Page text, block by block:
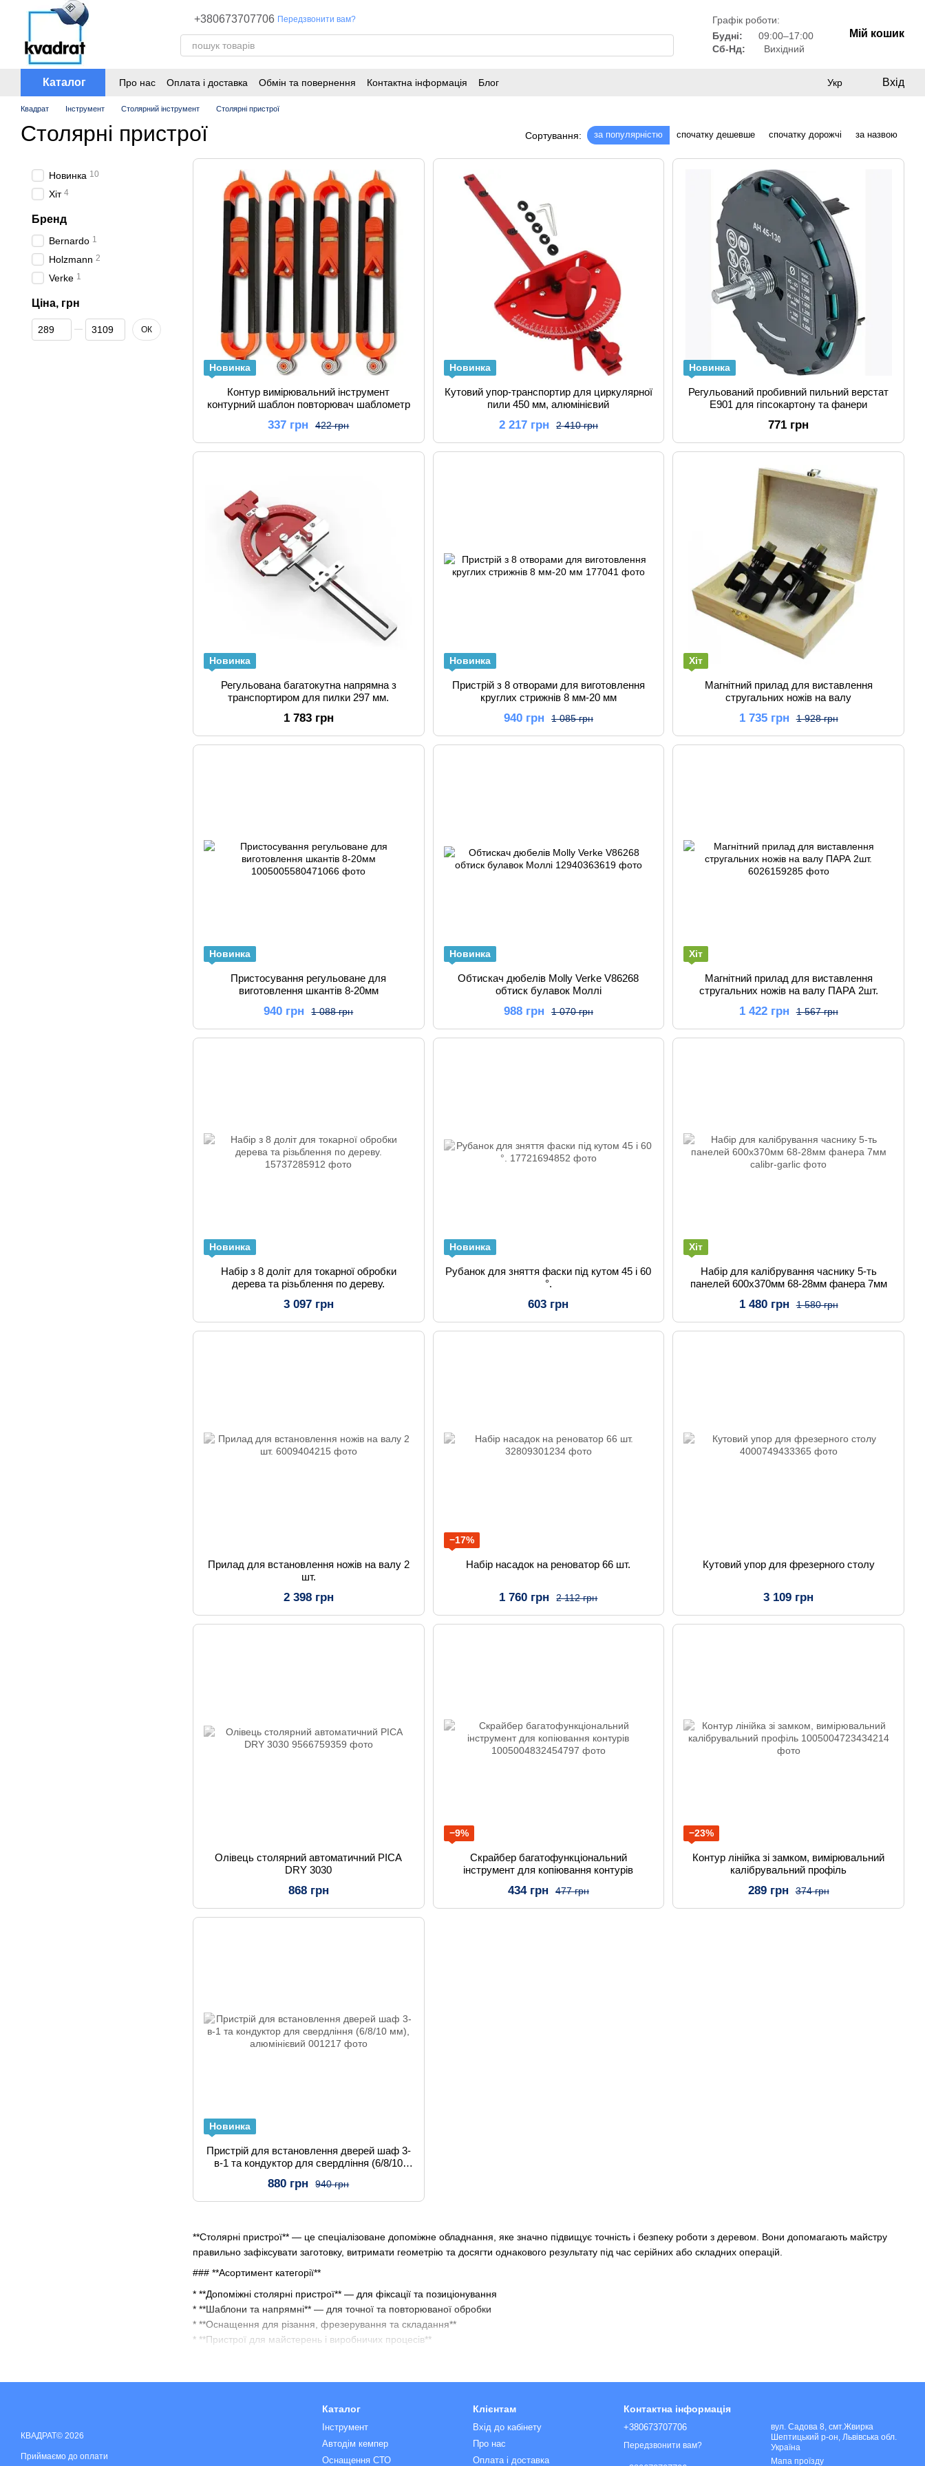
Перейти до основного контенту
+380673707706 Передзвонити вам?
Графік роботи:
Будні:
09:00–17:00
Сб-Нд:
Вихідний
Мій кошик
Каталог Про нас Оплата і доставка Обмін та повернення Контактна інформація Блог Укр Вхід
Квадрат Інструмент Столярний інструмент Столярні пристрої
Столярні пристрої Сортування: за популярністю спочатку дешевше спочатку дорожчі за назвою
**Столярні пристрої** — це спеціалізоване допоміжне обладнання, яке значно підвищує точність і безпеку роботи з деревом. Вони допомагають майстру
правильно зафіксувати заготовку, витримати геометрію та досягти однакового результату під час серійних або складних операцій.
### **Асортимент категорії**
* **Допоміжні столярні пристрої** — для фіксації та позиціонування
* **Шаблони та напрямні** — для точної та повторюваної обробки
* **Оснащення для різання, фрезерування та складання**
* **Пристрої для майстерень і виробничих процесів**
* 🎯 **Підвищення точності та повторюваності результату**
* 🛠 **Зменшення ризику помилок і браку**
* ⚙ **Покращення безпеки під час роботи**
* ⏱ **Економія часу на виконанні операцій**
Новинка
Контур вимірювальний інструмент
контурний шаблон повторювач шаблометр
422 грн
337 грн
Новинка
Кутовий упор-транспортир для циркулярної
пили 450 мм, алюмінієвий
2 410 грн
2 217 грн
Новинка
Регульований пробивний пильний верстат
E901 для гіпсокартону та фанери
771 грн
Новинка
Регульована багатокутна напрямна з
транспортиром для пилки 297 мм.
1 783 грн
Новинка
Пристрій з 8 отворами для виготовлення
круглих стрижнів 8 мм-20 мм
1 085 грн
940 грн
Хіт
Магнітний прилад для виставлення
стругальних ножів на валу
1 928 грн
1 735 грн
Новинка
Пристосування регульоване для
виготовлення шкантів 8-20мм
1 088 грн
940 грн
Новинка
Обтискач дюбелів Molly Verke V86268
обтиск булавок Моллі
1 070 грн
988 грн
Хіт
Магнітний прилад для виставлення
стругальних ножів на валу ПАРА 2шт.
1 567 грн
1 422 грн
Новинка
Набір з 8 доліт для токарної обробки
дерева та різьблення по дереву.
3 097 грн
Новинка
Рубанок для зняття фаски під кутом 45 і 60
°.
603 грн
Хіт
Набір для калібрування часнику 5-ть
панелей 600х370мм 68-28мм фанера 7мм
1 580 грн
1 480 грн
Прилад для встановлення ножів на валу 2
шт.
2 398 грн
−17%
Набір насадок на реноватор 66 шт.
2 112 грн
1 760 грн
Кутовий упор для фрезерного столу
3 109 грн
Олівець столярний автоматичний PICA
DRY 3030
868 грн
−9%
Скрайбер багатофункціональний
інструмент для копіювання контурів
477 грн
434 грн
−23%
Контур лінійка зі замком, вимірювальний
калібрувальний профіль
374 грн
289 грн
Новинка
Пристрій для встановлення дверей шаф 3-
в-1 та кондуктор для свердління (6/8/10
940 грн
880 грн
Новинка 10
Хіт 4
Бренд
Bernardo 1
Holzmann 2
Verke 1
Ціна, грн
Від Ціна, грн
До Ціна, грн ОК
КВАДРАТ© 2026
Приймаємо до оплати
Каталог
Інструмент
Автодім кемпер
Оснащення СТО
Клієнтам
Вхід до кабінету
Про нас
Оплата і доставка
Контактна інформація
+380673707706
Передзвонити вам?
вул. Садова 8, смт.Жвирка
Шептицький р-он, Львівська обл.
Україна
Мапа проїзду